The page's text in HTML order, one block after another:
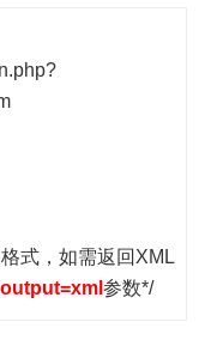
式，如需返回XML
参数*/